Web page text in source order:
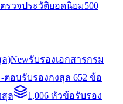
รวจประวัติยอดนิยม500
ล)Newรับรองเอกสารกรม
ตอบรับรองกงสุล 652 ข้อ
สุล
1,006 หัวข้อรับรอง